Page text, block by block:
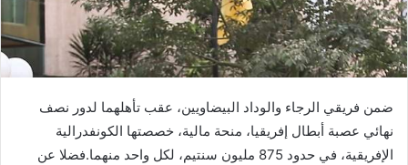
ضمن فريقي الرجاء والوداد البيضاويين، عقب تأهلهما لدور نصف
نهائي عصبة أبطال إفريقيا، منحة مالية، خصصتها الكونفدرالية
الإفريقية، في حدود 875 مليون سنتيم، لكل واحد منهما.فضلا عن